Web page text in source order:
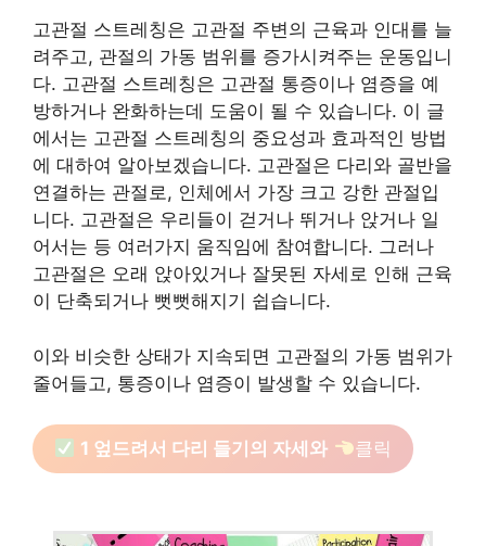
고관절 스트레칭은 고관절 주변의 근육과 인대를 늘
려주고, 관절의 가동 범위를 증가시켜주는 운동입니
다. 고관절 스트레칭은 고관절 통증이나 염증을 예
방하거나 완화하는데 도움이 될 수 있습니다. 이 글
에서는 고관절 스트레칭의 중요성과 효과적인 방법
에 대하여 알아보겠습니다. 고관절은 다리와 골반을
연결하는 관절로, 인체에서 가장 크고 강한 관절입
니다. 고관절은 우리들이 걷거나 뛰거나 앉거나 일
어서는 등 여러가지 움직임에 참여합니다. 그러나
고관절은 오래 앉아있거나 잘못된 자세로 인해 근육
이 단축되거나 뻣뻣해지기 쉽습니다.
이와 비슷한 상태가 지속되면 고관절의 가동 범위가
줄어들고, 통증이나 염증이 발생할 수 있습니다.
1 엎드려서 다리 들기의 자세와 클릭